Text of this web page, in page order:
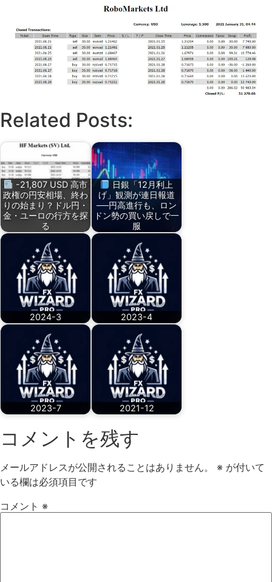
Related Posts:
-21,807 USD 高市
政権の円安相場、終わ
りの始まり？ドル円・
金・ユーロの行方を探
る
日銀「12月利上
げ」観測が連日報道
──円高進行も、ロン
ドン勢の買い戻しで一
服
2024-3 2023-4
2023-7 2021-12
コメントを残す
メールアドレスが公開されることはありません。 ※ が付いて
いる欄は必須項目です
コメント ※